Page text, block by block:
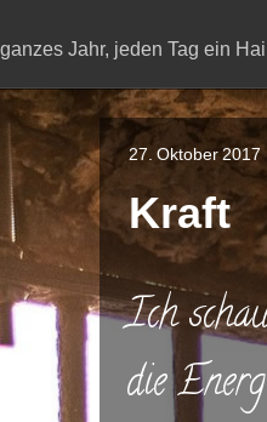
Jahr, jeden Tag ein
27. Oktober 2017
Kraft
Ich
die